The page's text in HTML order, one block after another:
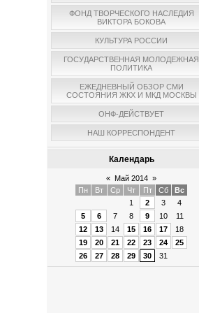
ФОНД ТВОРЧЕСКОГО НАСЛЕДИЯ
ВИКТОРА БОКОВА
КУЛЬТУРА РОССИИ
ГОСУДАРСТВЕННАЯ МОЛОДЕЖНАЯ
ПОЛИТИКА
ЕЖЕДНЕВНЫЙ ОБЗОР СМИ
СОСТОЯНИЯ ЖКХ И МКД МОСКВЫ
ОНФ-ДЕЙСТВУЕТ
НАШ КОРРЕСПОНДЕНТ
Календарь
« Май 2014 »
Пн
Вт Ср Чт Пт Сб
Вс
1
2 3
4
5
6 7 8 9 10
11
12
13 14 15 16 17
18
19
20 21 22 23 24
25
26
27 28 29 30 31